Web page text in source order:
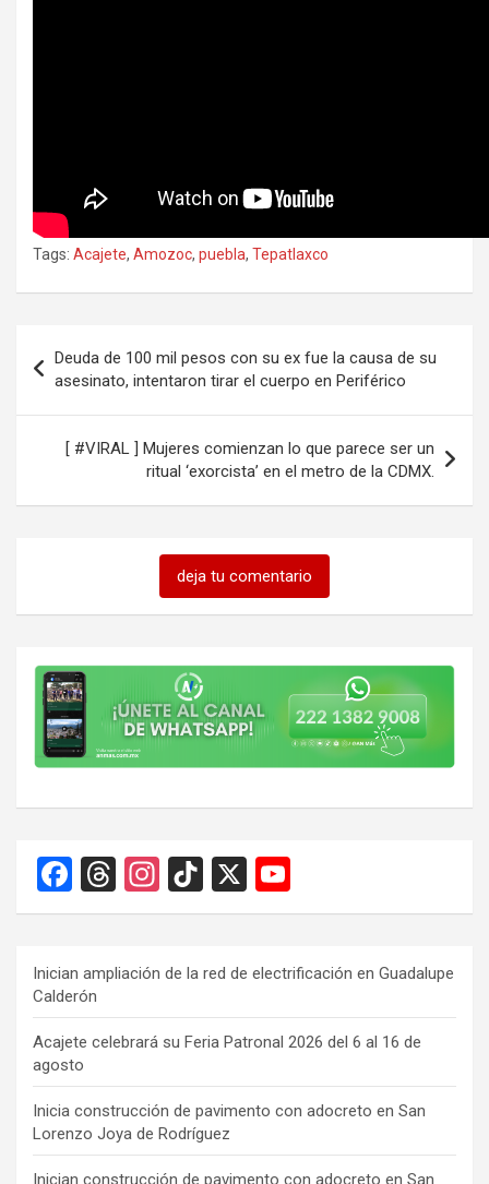
Tags: Acajete, Amozoc, puebla, Tepatlaxco
de
entradas
Deuda de 100 mil pesos con su ex fue la causa de su
asesinato, intentaron tirar el cuerpo en Periférico
[ #VIRAL ] Mujeres comienzan lo que parece ser un
ritual ‘exorcista’ en el metro de la CDMX.
deja tu comentario
F
a
b
o
o
k
T
hr
a
d
s
In
st
gr
a
m
Ti
k
o
k
X
o
T
u
b
e
C
h
Inician ampliación de la red de electrificación en Guadalupe
Calderón
Acajete celebrará su Feria Patronal 2026 del 6 al 16 de
agosto
Inicia construcción de pavimento con adocreto en San
Lorenzo Joya de Rodríguez
Inician construcción de pavimento con adocreto en San